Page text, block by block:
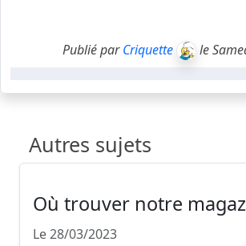
Publié parCriquette le
Autres sujets
Où trouver notre
Le 28/03/2023